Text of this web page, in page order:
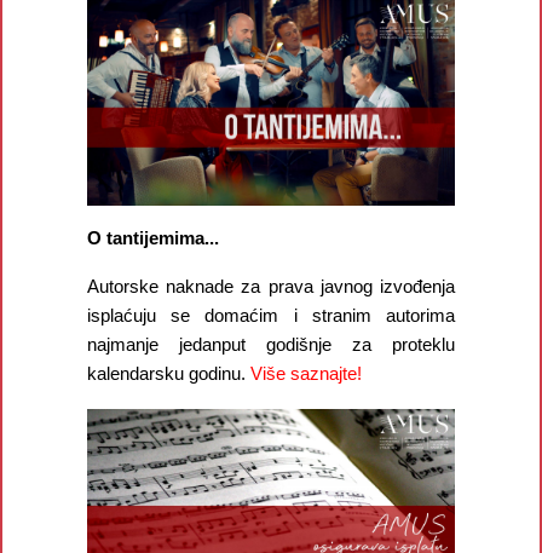
O tantijemima...
Autorske naknade za prava javnog izvođenja
isplaćuju se domaćim i stranim autorima
najmanje jedanput godišnje za proteklu
kalendarsku godinu. Više saznajte!